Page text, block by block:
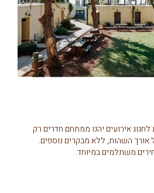
אירועים יהנו ממתחם חדרים רק
השהות, ללא מבקרים נוספים.
משתלמים במיוחד.